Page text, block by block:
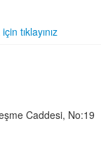
tıklayınız
Caddesi, No:19